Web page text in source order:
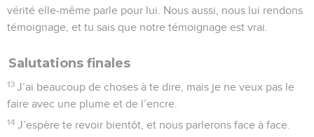
vérité elle-même parle pour lui. Nous aussi, nous lui rendons
témoignage, et tu sais que notre témoignage est vrai.
Salutations finales
13 J’ai beaucoup de choses à te dire, mais je ne veux pas le
faire avec une plume et de l’encre.
14 J’espère te revoir bientôt, et nous parlerons face à face.